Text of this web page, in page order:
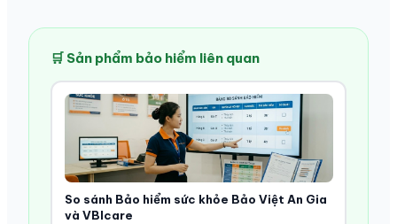
🛒 Sản phẩm bảo hiểm liên quan
So sánh Bảo hiểm sức khỏe Bảo Việt An Gia
và VBIcare